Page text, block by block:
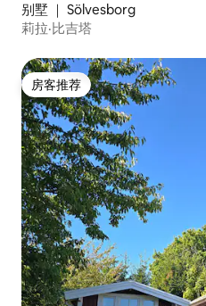
别墅 ｜ Sölvesborg
莉拉·比吉塔
房客推荐
房客推荐